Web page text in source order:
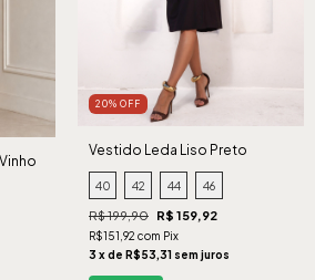
20% OFF
Vestido Leda Liso Preto
40 42 44 46
R$ 199,90 R$ 159,92
R$151,92 com Pix
3 x de R$53,31 sem juros